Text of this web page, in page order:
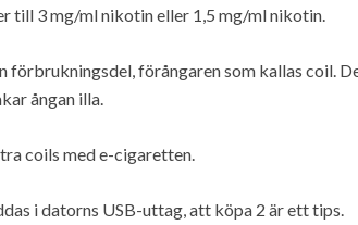
till 3 mg/ml nikotin eller 1,5 mg/ml nikotin.
förbrukningsdel, förångaren som kallas coil.
ångan illa.
coils med e-cigaretten.
i datorns USB-uttag, att köpa 2 är ett tips.